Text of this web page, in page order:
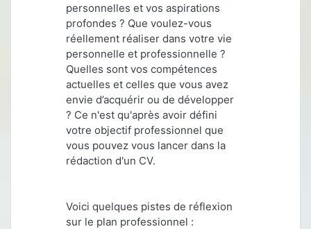
personnelles et vos aspirations
profondes ? Que voulez-vous
réellement réaliser dans votre vie
personnelle et professionnelle ?
Quelles sont vos compétences
actuelles et celles que vous avez
envie d’acquérir ou de développer
? Ce n'est qu'après avoir défini
votre objectif professionnel que
vous pouvez vous lancer dans la
rédaction d'un CV.
Voici quelques pistes de réflexion
sur le plan professionnel :